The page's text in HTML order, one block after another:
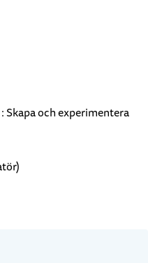
Skapa och experimentera